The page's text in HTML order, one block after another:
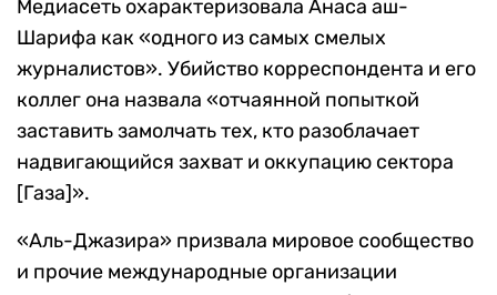
Медиасеть охарактеризовала Анаса аш-
Шарифа как «одного из самых смелых
журналистов». Убийство корреспондента и его
коллег она назвала «отчаянной попыткой
заставить замолчать тех, кто разоблачает
надвигающийся захват и оккупацию сектора
[Газа]».
«Аль-Джазира» призвала мировое сообщество
и прочие международные организации